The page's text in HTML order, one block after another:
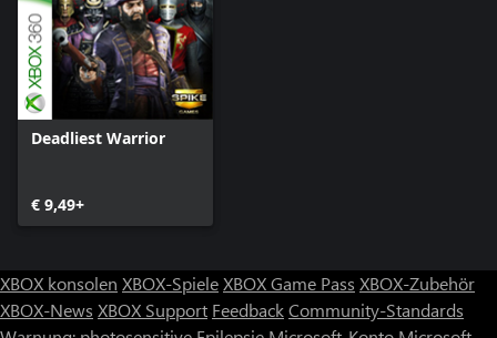
Deadliest Warrior
€ 9,49+
XBOX konsolen XBOX-SpieleXBOX Game Pass XBOX-Zubehör
XBOX-News XBOX Support FeedbackCommunity-Standards